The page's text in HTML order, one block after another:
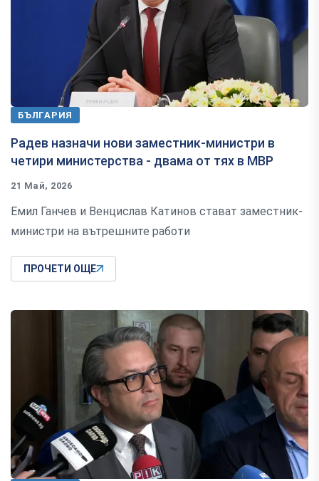
БЪЛГАРИЯ
Радев назначи нови заместник-министри в
четири министерства - двама от тях в МВР
21 Май, 2026
Емил Ганчев и Венцислав Катинов стават заместник-
министри на вътрешните работи
ПРОЧЕТИ ОЩЕ